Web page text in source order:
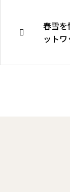
春雪を
ットワ